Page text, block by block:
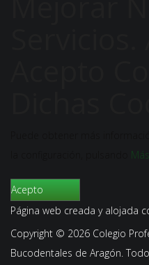
Acepto
Página web creada y alojada
Copyright © 2026 Colegio
Bucodentales de Aragón.